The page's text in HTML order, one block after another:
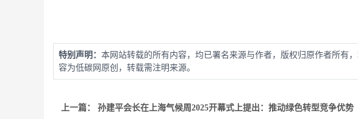
特别声明： 本网站转载的所有内容，均已署名来源与作者，版权归原作者所有
容为低碳网原创，转载需注明来源。
上一篇： 孙建平会长在上海气候周2025开幕式上提出：推动绿色转型竞争优势